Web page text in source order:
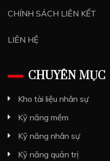
CHÍNH SÁCH LIÊN KẾT
LIÊN HỆ
CHUYÊN MỤC
Kho tài liệu nhân sự
Kỹ năng mềm
Kỹ năng nhân sự
Kỹ năng quản trị